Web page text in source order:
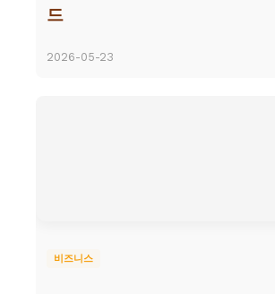
드
2026-05-23
비즈니스